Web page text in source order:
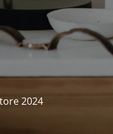
2024